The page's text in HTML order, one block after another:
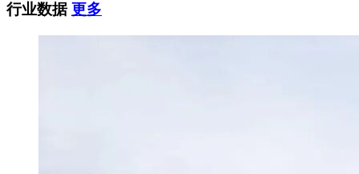
行业数据更多